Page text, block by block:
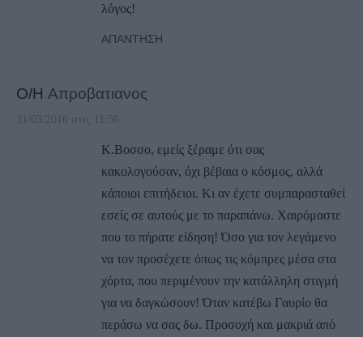
λόγος!
ΑΠΆΝΤΗΣΗ
Ο/Η Απροβατιανος
31/03/2016 στις 11:56
Κ.Βοσσο, εμείς ξέραμε ότι σας
κακολογούσαν, όχι βέβαια ο κόσμος, αλλά
κάποιοι επιτήδειοι. Κι αν έχετε συμπαρασταθεί
εσείς σε αυτούς με το παραπάνω. Χαιρόμαστε
που το πήρατε είδηση! Όσο για τον λεγάμενο
να τον προσέχετε όπως τις κόμπρες μέσα στα
χόρτα, που περιμένουν την κατάλληλη στιγμή
για να δαγκώσουν! Όταν κατέβω Γαυρίο θα
περάσω να σας δω. Προσοχή και μακριά από